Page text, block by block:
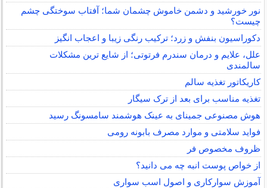
نور خورشید و دشمن خاموش چشمان شما؛ آفتاب سوختگی چشم
چیست؟
دکوراسیون بنفش و زرد؛ ترکیب رنگی زیبا و اعجاب انگیز
علل، علایم و درمان سندرم فرتوتی؛ از شایع ترین مشکلات
سالمندی
کاریکاتور تغذیه سالم
تغذیه مناسب برای بعد از ترک سیگار
هوش مصنوعی جمینای به عینک هوشمند سامسونگ رسید
فواید سلامتی و موارد مصرف بابونه رومی
ظروف مخصوص فر
از خواص پوست انبه چه می دانید؟
آموزش سوارکاری و اصول اسب سواری